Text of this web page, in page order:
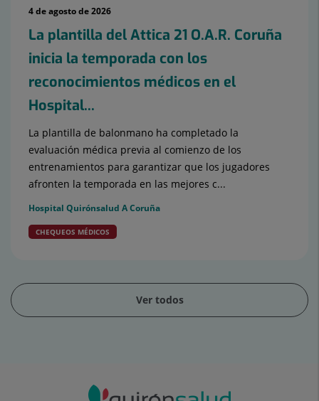
4 de agosto de 2026
La plantilla del Attica 21 O.A.R. Coruña
inicia la temporada con los
reconocimientos médicos en el
Hospital...
La plantilla de balonmano ha completado la
evaluación médica previa al comienzo de los
entrenamientos para garantizar que los jugadores
afronten la temporada en las mejores c...
Hospital Quirónsalud A Coruña
CHEQUEOS MÉDICOS
Ver todos